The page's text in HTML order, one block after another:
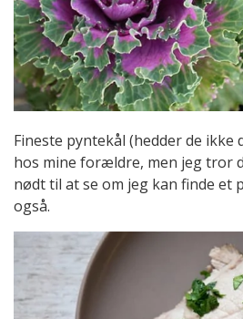
Fineste pyntekål (hedder de ikke
hos mine forældre, men jeg tror
nødt til at se om jeg kan finde et
også.